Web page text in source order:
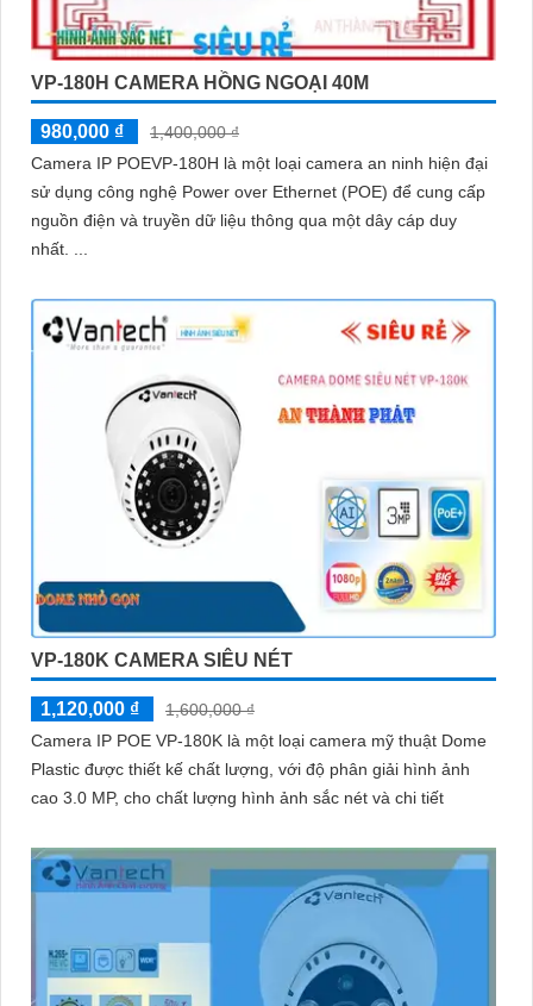
VP-180H CAMERA HỒNG NGOẠI 40M
980,000 ₫
1,400,000 ₫
Camera IP POEVP-180H là một loại camera an ninh hiện đại
sử dụng công nghệ Power over Ethernet (POE) để cung cấp
nguồn điện và truyền dữ liệu thông qua một dây cáp duy
nhất. ...
VP-180K CAMERA SIÊU NÉT
1,120,000 ₫
1,600,000 ₫
Camera IP POE VP-180K là một loại camera mỹ thuật Dome
Plastic được thiết kế chất lượng, với độ phân giải hình ảnh
cao 3.0 MP, cho chất lượng hình ảnh sắc nét và chi tiết